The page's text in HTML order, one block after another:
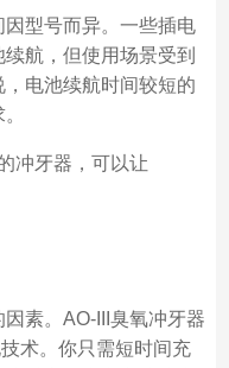
型号而异。一些插电
航，但使用场景受到
电池续航时间较短的
冲牙器，可以让
素。AO-III臭氧冲牙器
术。你只需短时间充